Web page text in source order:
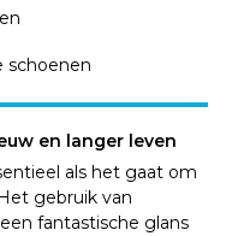
schoenen
en langer leven
als het gaat om
gebruik van
fantastische glans